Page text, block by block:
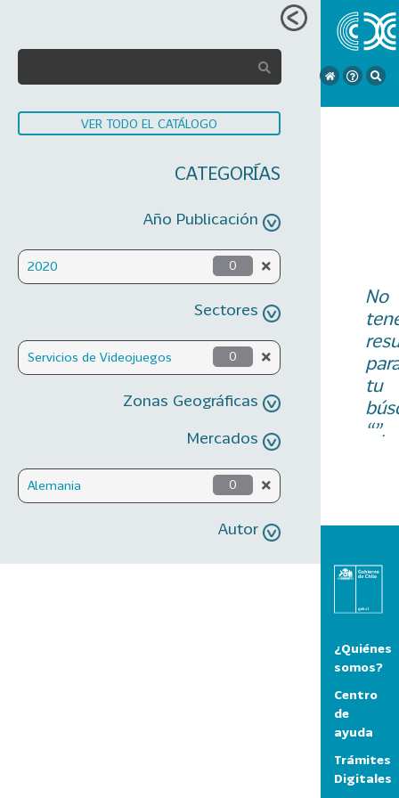
VER TODO EL CATÁLOGO
CATEGORÍAS
Año Publicación
2020 0
Sectores
Servicios de Videojuegos 0
Zonas Geográficas
Mercados
Alemania 0
Autor
No
tu
“”.
¿Quiénes
somos?
Centro
de
ayuda
Trámites
Digitales